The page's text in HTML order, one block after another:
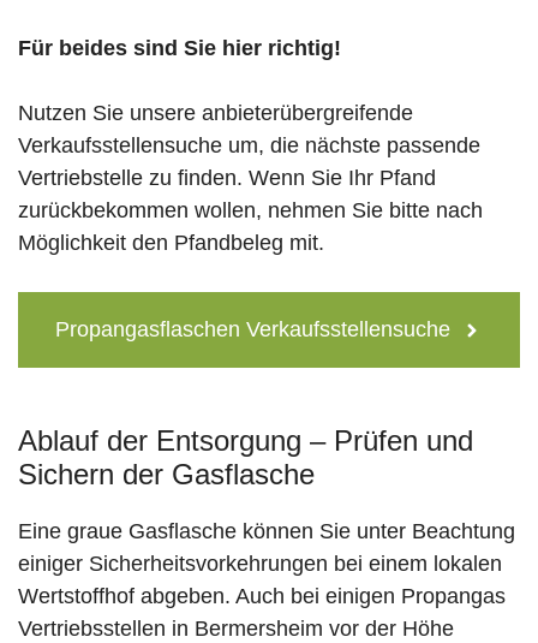
Für beides sind Sie hier richtig!
Nutzen Sie unsere anbieterübergreifende
Verkaufsstellensuche um, die nächste passende
Vertriebstelle zu finden. Wenn Sie Ihr Pfand
zurückbekommen wollen, nehmen Sie bitte nach
Möglichkeit den Pfandbeleg mit.
Propangasflaschen Verkaufsstellensuche
Ablauf der Entsorgung – Prüfen und
Sichern der Gasflasche
Eine graue Gasflasche können Sie unter Beachtung
einiger Sicherheitsvorkehrungen bei einem lokalen
Wertstoffhof abgeben. Auch bei einigen Propangas
Vertriebsstellen in Bermersheim vor der Höhe